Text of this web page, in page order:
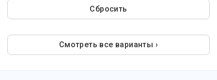
Сбросить
Смотреть все варианты ›